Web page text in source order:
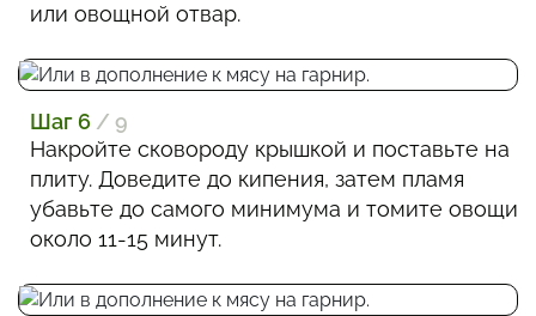
или овощной отвар.
Шаг 6 / 9
Накройте сковороду крышкой и поставьте на
плиту. Доведите до кипения, затем пламя
убавьте до самого минимума и томите овощи
около 11-15 минут.